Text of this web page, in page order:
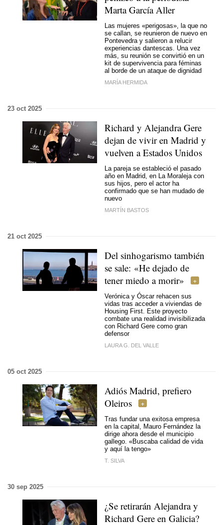
Marta García Aller
Las mujeres «perigosas», la que no
se callan, se reunieron de nuevo en
Pontevedra y salieron a relucir
experiencias dantescas. Una vez
más, su reunión se convirtió en un
kit de supervivencia para féminas
al borde de un ataque de dignidad
MARÍA HERMIDA
23 oct 2025
Richard y Alejandra Gere
dejan de vivir en Madrid y
vuelven a Estados Unidos
La pareja se estableció el pasado
año en Madrid, en La Moraleja con
sus hijos, pero el actor ha
confirmado que se han mudado de
nuevo
MARTÍN BASTOS
21 oct 2025
Del sinhogarismo también
se sale: «He dejado de
tener miedo a morir»
Verónica y Óscar rehacen sus
vidas tras acceder a viviendas de
Housing First. Este proyecto
combate una realidad invisibilizada
con Richard Gere como gran
defensor
LAURA G. DEL VALLE
05 oct 2025
Adiós Madrid, prefiero
Oleiros
Tras fundar una exitosa empresa
en la capital, Mauro Fernández la
dirige ahora desde el municipio
gallego. «Buscaba calidad de vida
y aquí la tengo»
T. SILVA
30 sep 2025
¿Se retirarán Alejandra y
Richard Gere en Galicia?